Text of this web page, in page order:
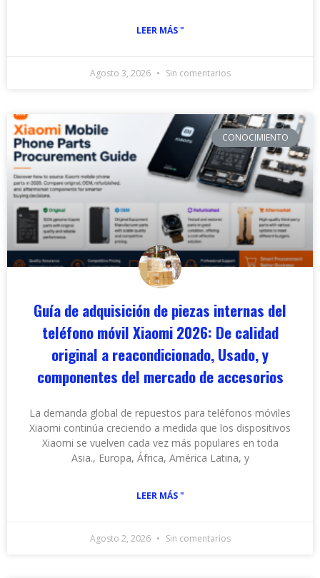
LEER MÁS "
Agosto 3, 2026 Sin comentarios
CONOCIMIENTO
Guía de adquisición de piezas internas del
teléfono móvil Xiaomi 2026: De calidad
original a reacondicionado, Usado, y
componentes del mercado de accesorios
La demanda global de repuestos para teléfonos móviles
Xiaomi continúa creciendo a medida que los dispositivos
Xiaomi se vuelven cada vez más populares en toda
Asia., Europa, África, América Latina, y
LEER MÁS "
Agosto 2, 2026 Sin comentarios